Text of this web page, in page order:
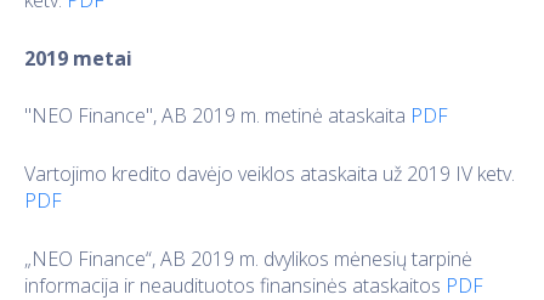
2019 metai
"NEO Finance", AB 2019 m. metinė ataskaita PDF
Vartojimo kredito davėjo veiklos ataskaita už 2019 IV ketv.
PDF
„NEO Finance“, AB 2019 m. dvylikos mėnesių tarpinė
informacija ir neaudituotos finansinės ataskaitos PDF